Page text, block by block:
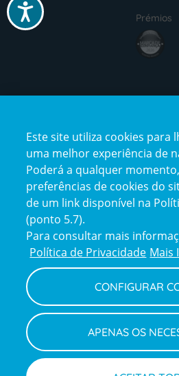
Acessibilidade
Prémios
award4
certification2
Reclamações
e
elogios
Policy
Política de
Declaração de
Canal de Denúncias
Este site utiliza cookies para
uma melhor experiência de
Poderá a qualquer
preferências de cookies do
de um link disponível na
(ponto 5.7).
Para consultar mais
Política de Privacidade Mais
CONFIGURAR
APENAS OS